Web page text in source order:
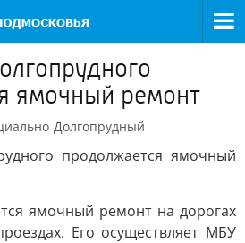
ямочный ремонт
Долгопрудный
продолжается ямочный
ямочный ремонт на дорогах
Его осуществляет МБУ